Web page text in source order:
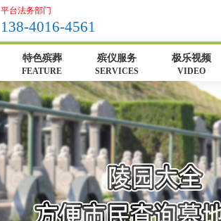
平台法务部门
138-4016-4561
特色殡葬
FEATURE
殡仪服务
SERVICES
极乐视频
VIDEO